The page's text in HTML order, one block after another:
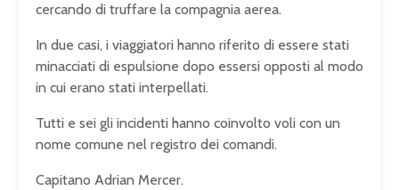
cercando di truffare la compagnia aerea.
In due casi, i viaggiatori hanno riferito di essere stati
minacciati di espulsione dopo essersi opposti al modo
in cui erano stati interpellati.
Tutti e sei gli incidenti hanno coinvolto voli con un
nome comune nel registro dei comandi.
Capitano Adrian Mercer.